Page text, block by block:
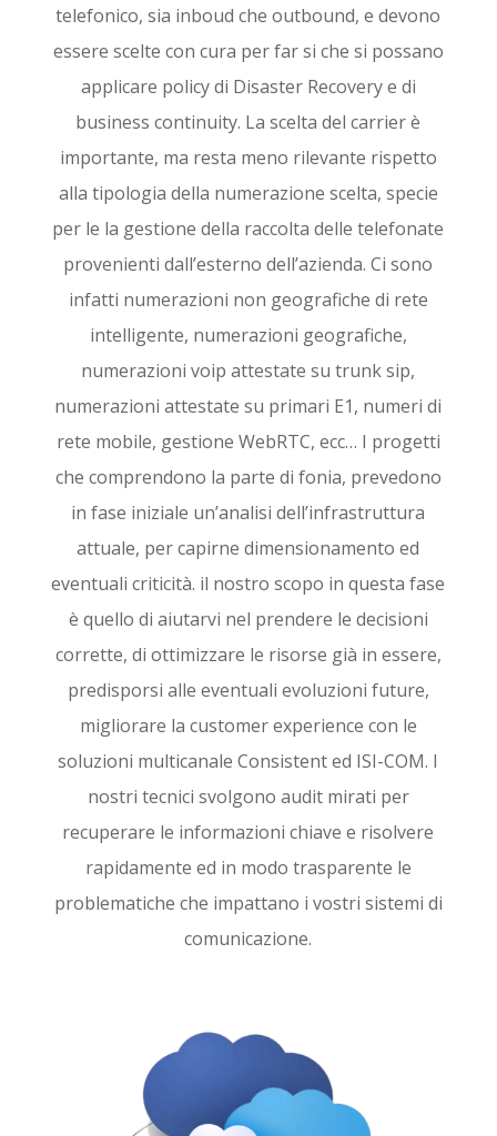
telefonico, sia inboud che outbound, e devono
essere scelte con cura per far si che si possano
applicare policy di Disaster Recovery e di
business continuity. La scelta del carrier è
importante, ma resta meno rilevante rispetto
alla tipologia della numerazione scelta, specie
per le la gestione della raccolta delle telefonate
provenienti dall’esterno dell’azienda. Ci sono
infatti numerazioni non geografiche di rete
intelligente, numerazioni geografiche,
numerazioni voip attestate su trunk sip,
numerazioni attestate su primari E1, numeri di
rete mobile, gestione WebRTC, ecc… I progetti
che comprendono la parte di fonia, prevedono
in fase iniziale un’analisi dell’infrastruttura
attuale, per capirne dimensionamento ed
eventuali criticità. il nostro scopo in questa fase
è quello di aiutarvi nel prendere le decisioni
corrette, di ottimizzare le risorse già in essere,
predisporsi alle eventuali evoluzioni future,
migliorare la customer experience con le
soluzioni multicanale Consistent ed ISI-COM. I
nostri tecnici svolgono audit mirati per
recuperare le informazioni chiave e risolvere
rapidamente ed in modo trasparente le
problematiche che impattano i vostri sistemi di
comunicazione.